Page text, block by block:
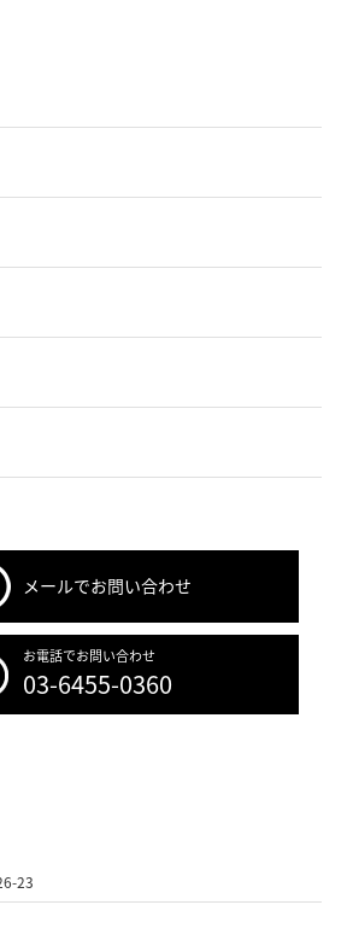
メールでお問い合わせ
お電話でお問い合わせ
03-6455-0360
23